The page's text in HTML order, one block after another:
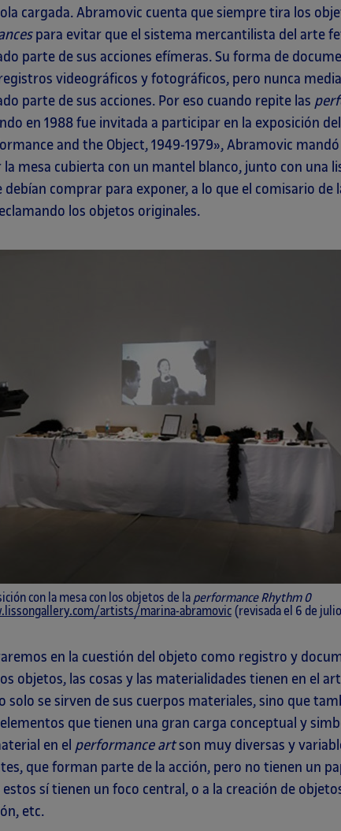
cargada. Abramovic cuenta que siempre tira los
para evitar que el sistema mercantilista del arte
parte de sus acciones efímeras. Su forma de
videográficos y fotográficos, pero nunca
parte de sus acciones. Por eso cuando repite las
en 1988 fue invitada a participar en la exposición
and the Object, 1949-1979», Abramovic
mesa cubierta con un mantel blanco, junto con una
comprar para exponer, a lo que el comisario de
los objetos originales.
con la mesa con los objetos de la performance Rhythm 0
artists/marina-abramovic(revisada el 6 de
en la cuestión del objeto como registro y
objetos, las cosas y las materialidades tienen en el
solo se sirven de sus cuerpos materiales, sino que
que tienen una gran carga conceptual y
en el performance artson muy diversas y
que forman parte de la acción, pero no tienen un
estos sí tienen un foco central, o a la creación de
etc.